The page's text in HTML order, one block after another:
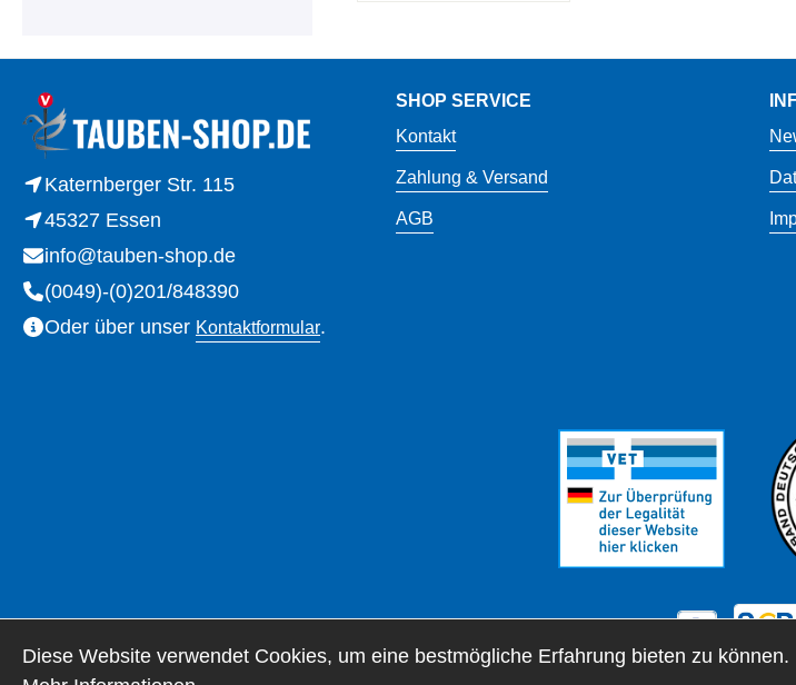
Katernberger Str. 115
45327 Essen
info@tauben-shop.de
(0049)-(0)201/848390
Oder über unser Kontaktformular.
SHOP SERVICE
Kontakt
Zahlung & Versand
AGB
Diese Website verwendet Cookies, um eine bestmögliche Erfahrung bieten zu können.